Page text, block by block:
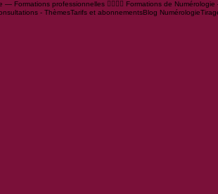
— Formations professionnelles 🧙‍♀️
- ThèmesTarifs et abonnementsBlog Numérologie